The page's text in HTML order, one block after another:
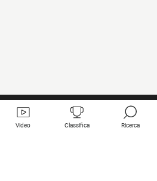
Video Classifica Ricerca